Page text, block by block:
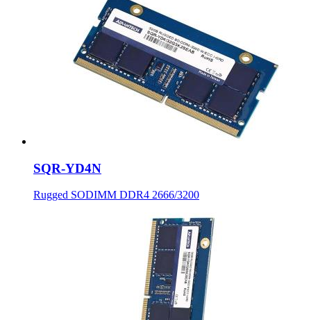
SQR-YD4N
Rugged SODIMM DDR4 2666/3200